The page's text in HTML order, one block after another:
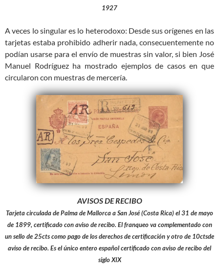
1927
A veces lo singular es lo heterodoxo: Desde sus orígenes en las
tarjetas estaba prohibido adherir nada, consecuentemente no
podían usarse para el envío de muestras sin valor, si bien José
Manuel Rodríguez ha mostrado ejemplos de casos en que
circularon con muestras de mercería.
AVISOS DE RECIBO
Tarjeta circulada de Palma de Mallorca a San José (Costa Rica) el 31 de mayo
de 1899, certificado con aviso de recibo. El franqueo va complementado con
un sello de 25cts como pago de los derechos de certificación y otro de 10ctsde
aviso de recibo. Es el único entero español certificado con aviso de recibo del
siglo XIX